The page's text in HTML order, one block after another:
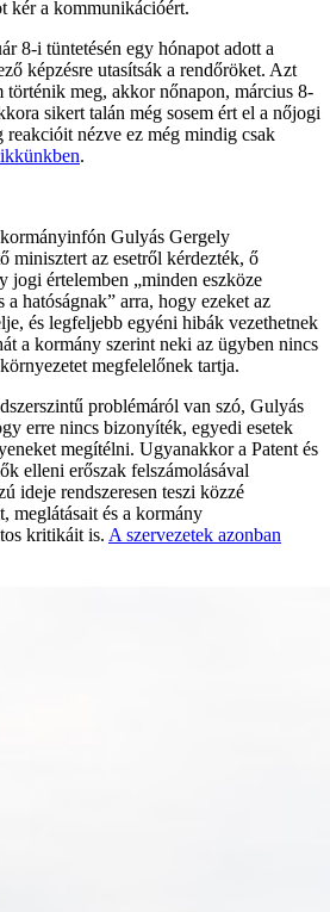
kér a kommunikációért.
8-i tüntetésén egy hónapot adott a
képzésre utasítsák a rendőröket. Azt
történik meg, akkor nőnapon, március 8-
sikert talán még sosem ért el a nőjogi
reakcióit nézve ez még mindig csak
.
Gulyás Gergely
minisztert az esetről kérdezték, ő
jogi értelemben „minden eszköze
a hatóságnak” arra, hogy ezeket az
és legfeljebb egyéni hibák vezethetnek
a kormány szerint neki az ügyben nincs
megfelelőnek tartja.
problémáról van szó, Gulyás
erre nincs bizonyíték, egyedi esetek
megítélni. Ugyanakkor a Patent és
elleni erőszak felszámolásával
ideje rendszeresen teszi közzé
meglátásait és a kormány
kritikáit is. A szervezetek azonban